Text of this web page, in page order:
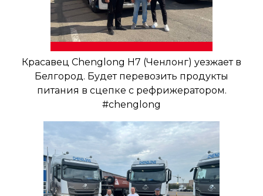
Красавец Chenglong H7 (Ченлонг) уезжает в
Белгород. Будет перевозить продукты
питания в сцепке с рефрижератором.
#chenglong